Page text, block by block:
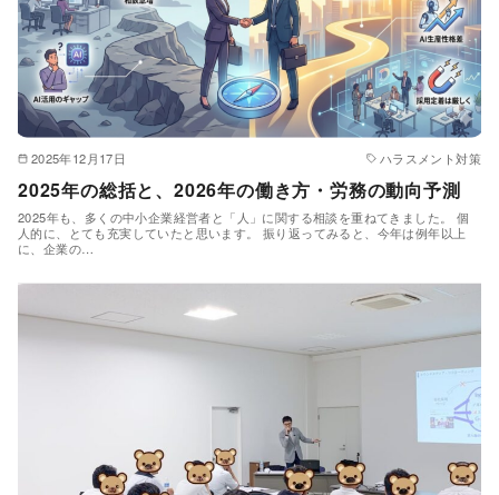
2025年12月17日 ハラスメント対策
2025年の総括と、2026年の働き方・労務の動向予測
2025年も、多くの中小企業経営者と「人」に関する相談を重ねてきました。 個
人的に、とても充実していたと思います。 振り返ってみると、今年は例年以上
に、企業の…